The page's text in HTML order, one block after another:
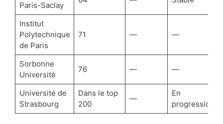
Paris-Saclay
Institut
Polytechnique
de Paris
71 — —
Sorbonne
Université
76 — —
Université de
Strasbourg
Dans le top
200
—
En
progression